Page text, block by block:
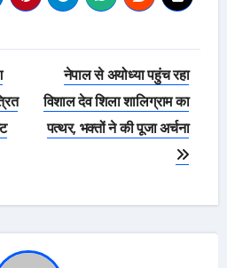
नेपाल से अयोध्या पहुंच रहा
विशाल देव शिला शालिग्राम का
पत्थर, भक्तों ने की पूजा अर्चना